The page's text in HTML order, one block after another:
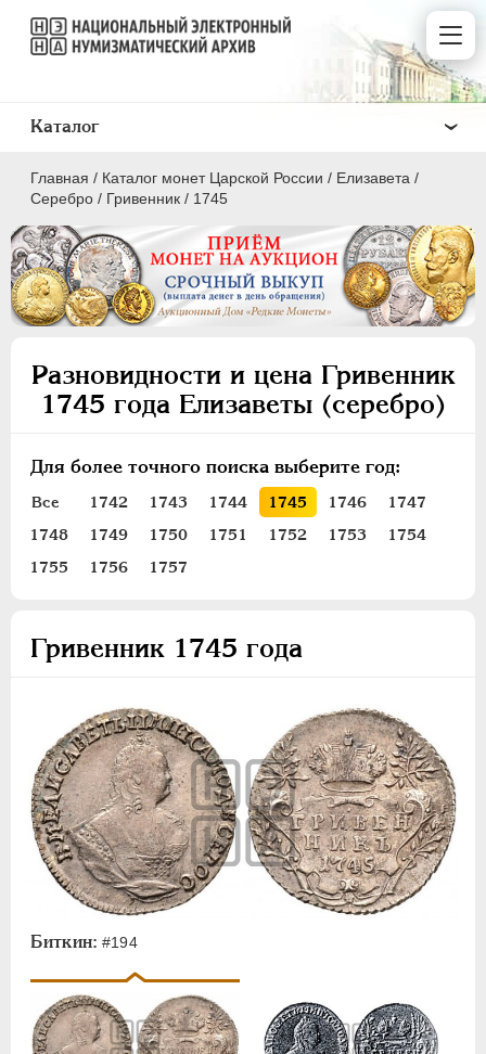
Главная / Каталог монет Царской России / Елизавета /
Серебро / Гривенник / 1745
Разновидности и цена Гривенник
1745 года Елизаветы (серебро)
Для более точного поиска выберите год:
Все 1742 1743 1744 1745 1746
1747
1748
1749 1750 1751 1752 1753
1754
1755
1756 1757
Гривенник 1745 года
Биткин: #194
Каталог
ПEТР I 1699 - 1725
ПЕТР II 1727-1729
АННА ИОАННОВНА 1730-1740
ЕЛИЗАВЕТА 1741-1762
Золото
Серебро
Полуполтинник
Медь
Пробные
Для Пруссии
Ливонезы
Монетовидные
ПЕТР III 1762-1762
ЕКАТЕРИНА II
1796-1801
АЛЕКСАНДР I
1801-1825
НИКОЛАЙ I 1826-1855